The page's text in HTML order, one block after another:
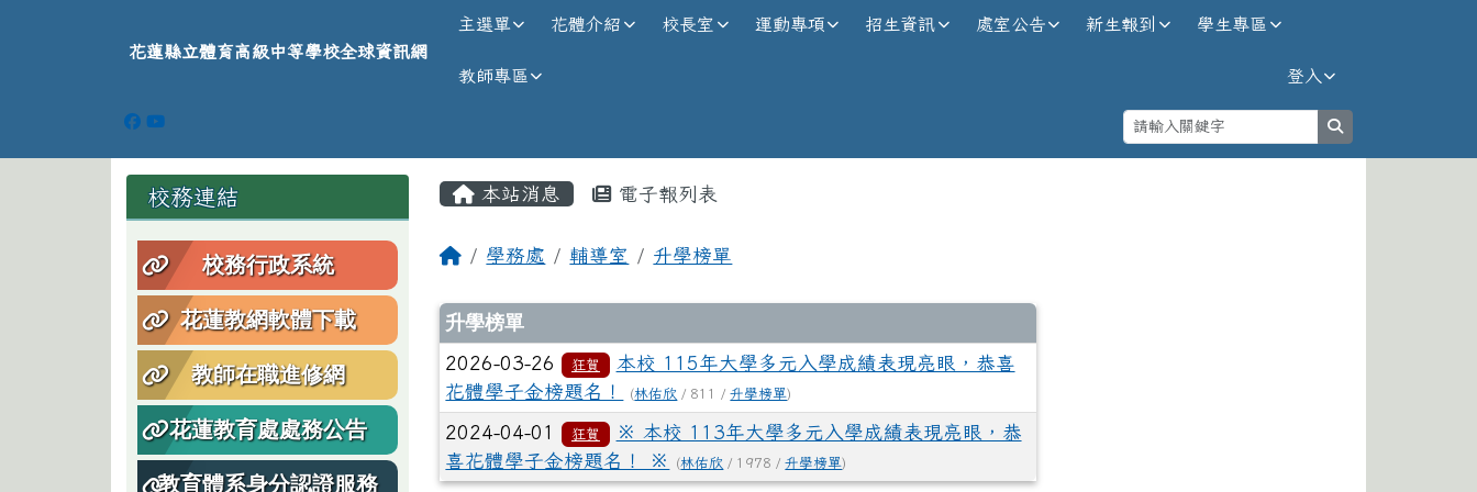
花蓮縣立體育高級中等學校全球資訊網
花蓮縣立體育高級中等學校全球資訊網
主選單 花體介紹 校長室 運動專項 招生資訊 處室公告 新生報到 學生專區
教師專區 登入
左邊區域內容
校務連結
校務行政系統
花蓮教網軟體下載
教師在職進修網
花蓮教育處處務公告
教育體系身分認證服務
主內容區域
本站消息 電子報列表
回首頁
學務處 輔導室 升學榜單
文章列表
升學榜單
2026-03-26 狂賀
本校 115年大學多元入學成績表現亮眼，恭喜
花體學子金榜題名！
(林佑欣 / 811 /升學榜單)
2024-04-01 狂賀
※ 本校 113年大學多元入學成績表現亮眼，恭
喜花體學子金榜題名！ ※
(林佑欣 / 1978 /升學榜單)
頁尾區域